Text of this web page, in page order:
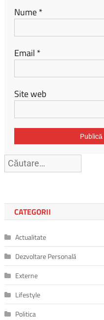
Nume*
Email *
Site web
Caută
după:
CATEGORII
Actualitate
Dezvoltare Personală
Externe
Lifestyle
Politica